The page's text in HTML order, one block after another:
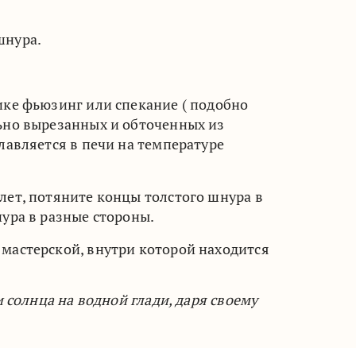
фьюзинг или спекание ( подобно
вырезанных и обточенных из
в печи на температуре
потяните концы толстого шнура в
в разные стороны.
внутри которой находится
на водной глади, даря своему